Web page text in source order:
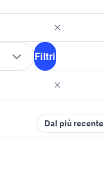
Filtri
Dal più recente